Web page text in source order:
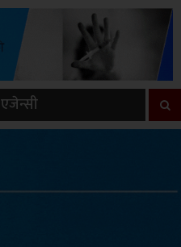
एजेन्सी